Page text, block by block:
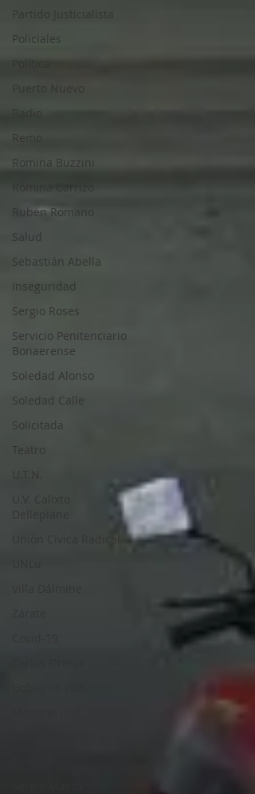
Partido Justicialista
Policiales
Política
Puerto Nuevo
Radio
Remo
Romina Buzzini
Romina Carrizo
Rubén Romano
Salud
Sebastián Abella
Inseguridad
Sergio Roses
Servicio Penitenciario
Bonaerense
Soledad Alonso
Soledad Calle
Solicitada
Teatro